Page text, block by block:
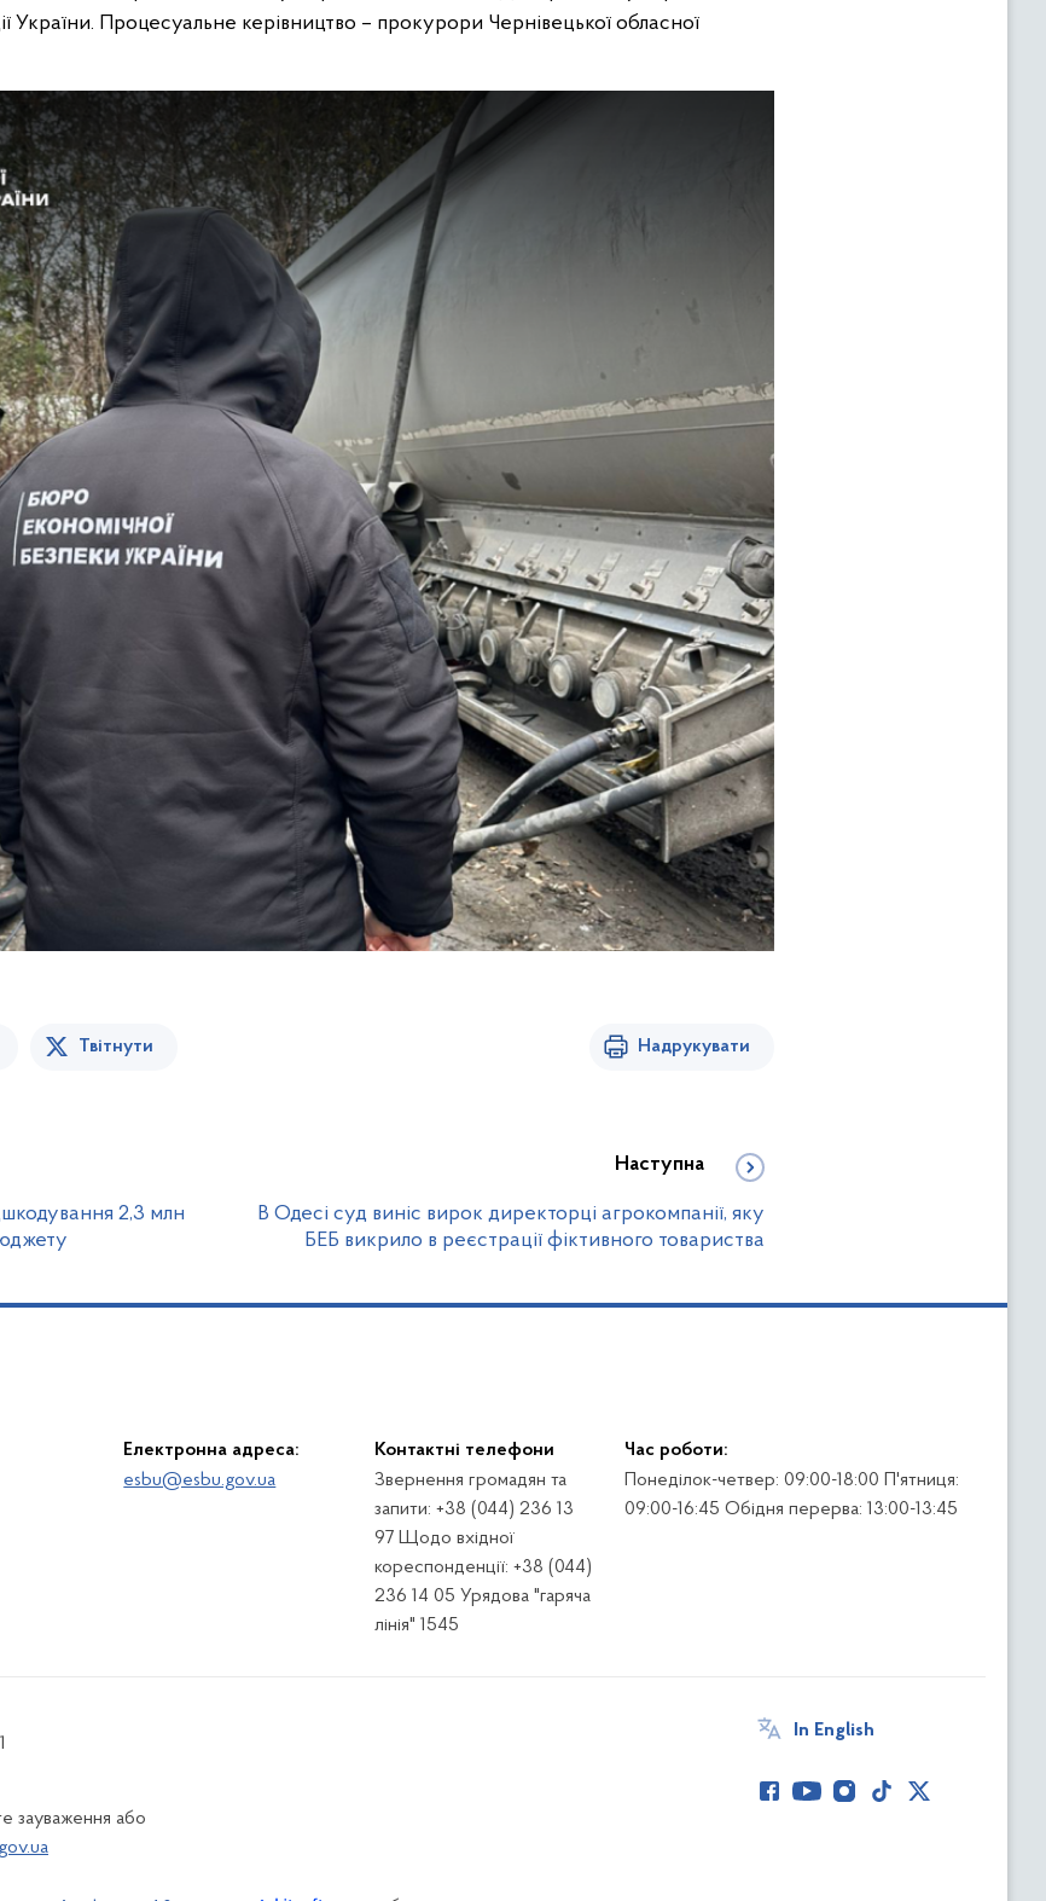
України. Процесуальне керівництво – прокурори Чернівецької обласної
Твітнути Надрукувати
2,3 млн
Наступна
В Одесі суд виніс вирок директорці агрокомпанії, яку
БЕБ викрило в реєстрації фіктивного товариства
Електронна адреса:
esbu@esbu.gov.ua
Контактні телефони
Звернення громадян та
запити: +38 (044) 236 13
97 Щодо вхідної
кореспонденції: +38 (044)
236 14 05 Урядова "гаряча
лінія" 1545
Час роботи:
Понеділок-четвер: 09:00-18:00 П'ятниця:
09:00-16:45 Обідня перерва: 13:00-13:45
зауваження або
In English